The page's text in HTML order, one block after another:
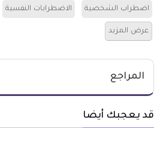
اضطراب الشخصية الاضطرابات النفسية
عرض المزيد
المراجع
قد يعجبك أيضا